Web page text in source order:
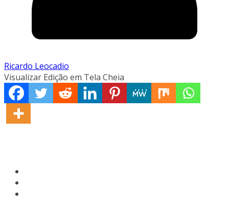
Ricardo Leocadio
Visualizar Edição em Tela Cheia